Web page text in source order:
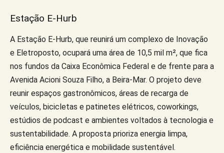
Estação E-Hurb
A Estação E-Hurb, que reunirá um complexo de Inovação
e Eletroposto, ocupará uma área de 10,5 mil m², que fica
nos fundos da Caixa Econômica Federal e de frente para a
Avenida Acioni Souza Filho, a Beira-Mar. O projeto deve
reunir espaços gastronômicos, áreas de recarga de
veículos, bicicletas e patinetes elétricos, coworkings,
estúdios de podcast e ambientes voltados à tecnologia e
sustentabilidade. A proposta prioriza energia limpa,
eficiência energética e mobilidade sustentável.